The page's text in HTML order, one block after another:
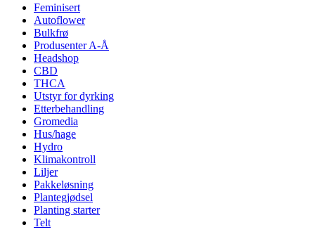
Feminisert
Autoflower
Bulkfrø
Produsenter A-Å
Headshop
CBD
THCA
Utstyr for dyrking
Etterbehandling
Gromedia
Hus/hage
Hydro
Klimakontroll
Liljer
Pakkeløsning
Plantegjødsel
Planting starter
Telt